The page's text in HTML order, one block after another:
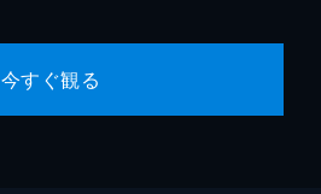
今すぐ観る